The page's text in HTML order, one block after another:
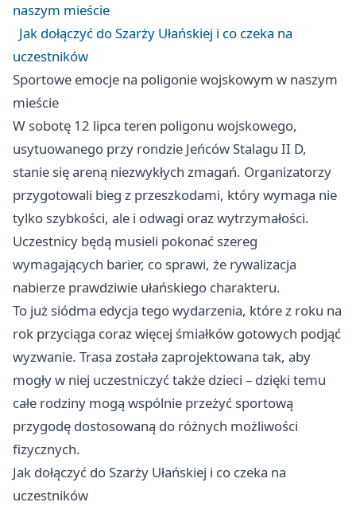
naszym mieście
Jak dołączyć do Szarży Ułańskiej i co czeka na
uczestników
Sportowe emocje na poligonie wojskowym w naszym
mieście
W sobotę 12 lipca teren poligonu wojskowego,
usytuowanego przy rondzie Jeńców Stalagu II D,
stanie się areną niezwykłych zmagań. Organizatorzy
przygotowali bieg z przeszkodami, który wymaga nie
tylko szybkości, ale i odwagi oraz wytrzymałości.
Uczestnicy będą musieli pokonać szereg
wymagających barier, co sprawi, że rywalizacja
nabierze prawdziwie ułańskiego charakteru.
To już siódma edycja tego wydarzenia, które z roku na
rok przyciąga coraz więcej śmiałków gotowych podjąć
wyzwanie. Trasa została zaprojektowana tak, aby
mogły w niej uczestniczyć także dzieci – dzięki temu
całe rodziny mogą wspólnie przeżyć sportową
przygodę dostosowaną do różnych możliwości
fizycznych.
Jak dołączyć do Szarży Ułańskiej i co czeka na
uczestników